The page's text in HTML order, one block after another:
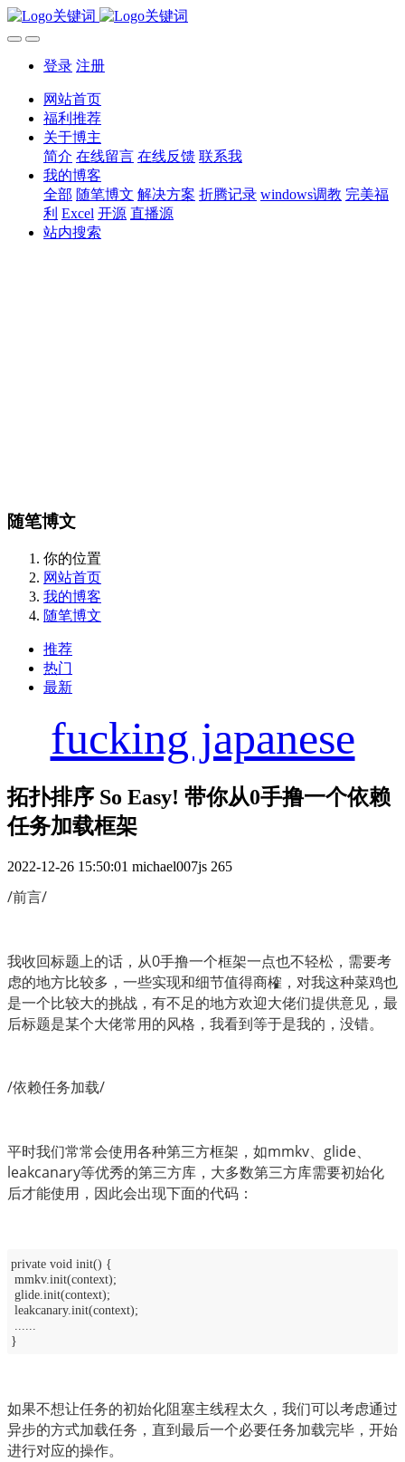
登录 注册
网站首页
福利推荐
关于博主
简介 在线留言 在线反馈 联系我
我的博客
全部 随笔博文 解决方案 折腾记录 windows调教 完美福
利 Excel 开源 直播源
站内搜索
随笔博文
你的位置
网站首页
我的博客
随笔博文
推荐
热门
最新
fucking japanese
拓扑排序 So Easy! 带你从0手撸一个依赖
任务加载框架
2022-12-26 15:50:01 michael007js 265
/前言/
我收回标题上的话，从0手撸一个框架一点也不轻松，需要考
虑的地方比较多，一些实现和细节值得商榷，对我这种菜鸡也
是一个比较大的挑战，有不足的地方欢迎大佬们提供意见，最
后标题是某个大佬常用的风格，我看到等于是我的，没错。
/依赖任务加载/
平时我们常常会使用各种第三方框架，如mmkv、glide、
leakcanary等优秀的第三方库，大多数第三方库需要初始化
后才能使用，因此会出现下面的代码：
private void init() {
mmkv.init(context);
glide.init(context);
leakcanary.init(context);
}
如果不想让任务的初始化阻塞主线程太久，我们可以考虑通过
异步的方式加载任务，直到最后一个必要任务加载完毕，开始
进行对应的操作。